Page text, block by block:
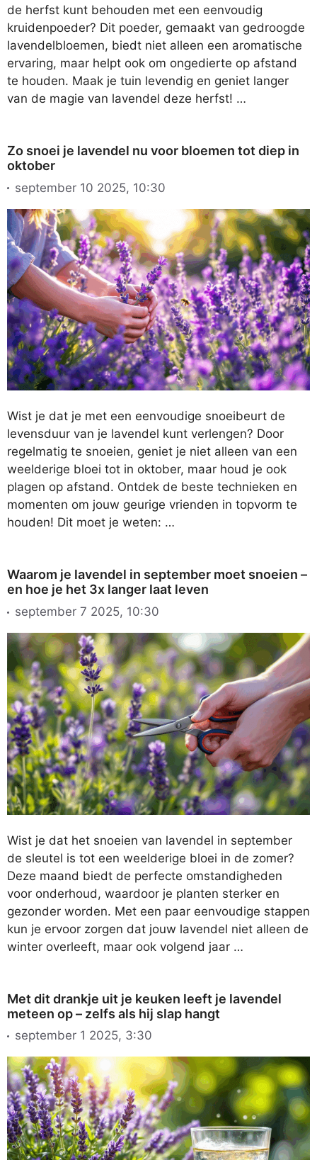
de herfst kunt behouden met een eenvoudig
kruidenpoeder? Dit poeder, gemaakt van gedroogde
lavendelbloemen, biedt niet alleen een aromatische
ervaring, maar helpt ook om ongedierte op afstand
te houden. Maak je tuin levendig en geniet langer
van de magie van lavendel deze herfst! …
Zo snoei je lavendel nu voor bloemen tot diep in
oktober
september 10 2025, 10:30
Wist je dat je met een eenvoudige snoeibeurt de
levensduur van je lavendel kunt verlengen? Door
regelmatig te snoeien, geniet je niet alleen van een
weelderige bloei tot in oktober, maar houd je ook
plagen op afstand. Ontdek de beste technieken en
momenten om jouw geurige vrienden in topvorm te
houden! Dit moet je weten: …
Waarom je lavendel in september moet snoeien –
en hoe je het 3x langer laat leven
september 7 2025, 10:30
Wist je dat het snoeien van lavendel in september
de sleutel is tot een weelderige bloei in de zomer?
Deze maand biedt de perfecte omstandigheden
voor onderhoud, waardoor je planten sterker en
gezonder worden. Met een paar eenvoudige stappen
kun je ervoor zorgen dat jouw lavendel niet alleen de
winter overleeft, maar ook volgend jaar …
Met dit drankje uit je keuken leeft je lavendel
meteen op – zelfs als hij slap hangt
september 1 2025, 3:30